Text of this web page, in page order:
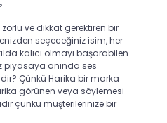
ve dikkat gerektiren bir
seçeceğiniz isim, her
kalıcı olmayı başarabilen
piyasaya anında ses
Çünkü Harika bir marka
görünen veya söylemesi
çünkü müşterilerinize bir